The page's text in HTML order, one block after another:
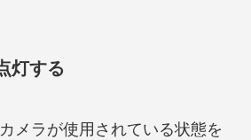
灯する
メラが使用されている状態を